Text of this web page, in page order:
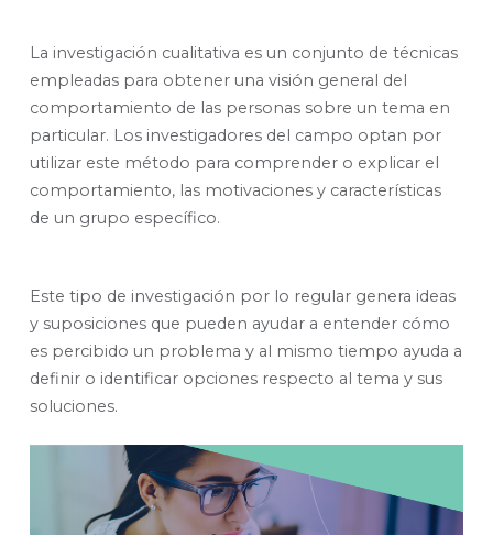
La investigación cualitativa es un conjunto de técnicas
empleadas para obtener una visión general del
comportamiento de las personas sobre un tema en
particular. Los investigadores del campo optan por
utilizar este método para comprender o explicar el
comportamiento, las motivaciones y características
de un grupo específico.
Este tipo de investigación por lo regular genera ideas
y suposiciones que pueden ayudar a entender cómo
es percibido un problema y al mismo tiempo ayuda a
definir o identificar opciones respecto al tema y sus
soluciones.